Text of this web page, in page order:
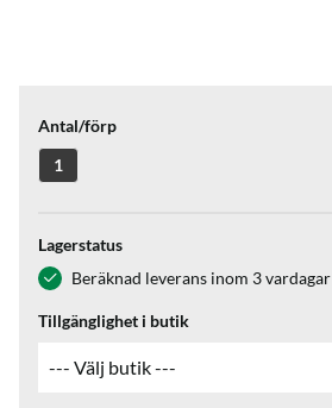
Antal/förp
1
Lagerstatus
Beräknad leverans inom 3 vardagar
Tillgänglighet i butik